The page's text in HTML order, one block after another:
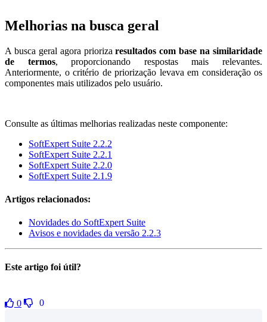
Melhorias na busca geral
A busca geral agora priorizaresultados com base na similaridade
de termos, proporcionando respostas mais relevantes.
Anteriormente, o critério de priorização levava em consideração os
componentes mais utilizados pelo usuário.
Consulte as últimas melhorias realizadas neste componente:
SoftExpert Suite 2.2.2
SoftExpert Suite 2.2.1
SoftExpert Suite 2.2.0
SoftExpert Suite 2.1.9
Artigos relacionados:
Novidades do SoftExpert Suite
Avisos e novidades da versão 2.2.3
Este artigo foi útil?
0 0